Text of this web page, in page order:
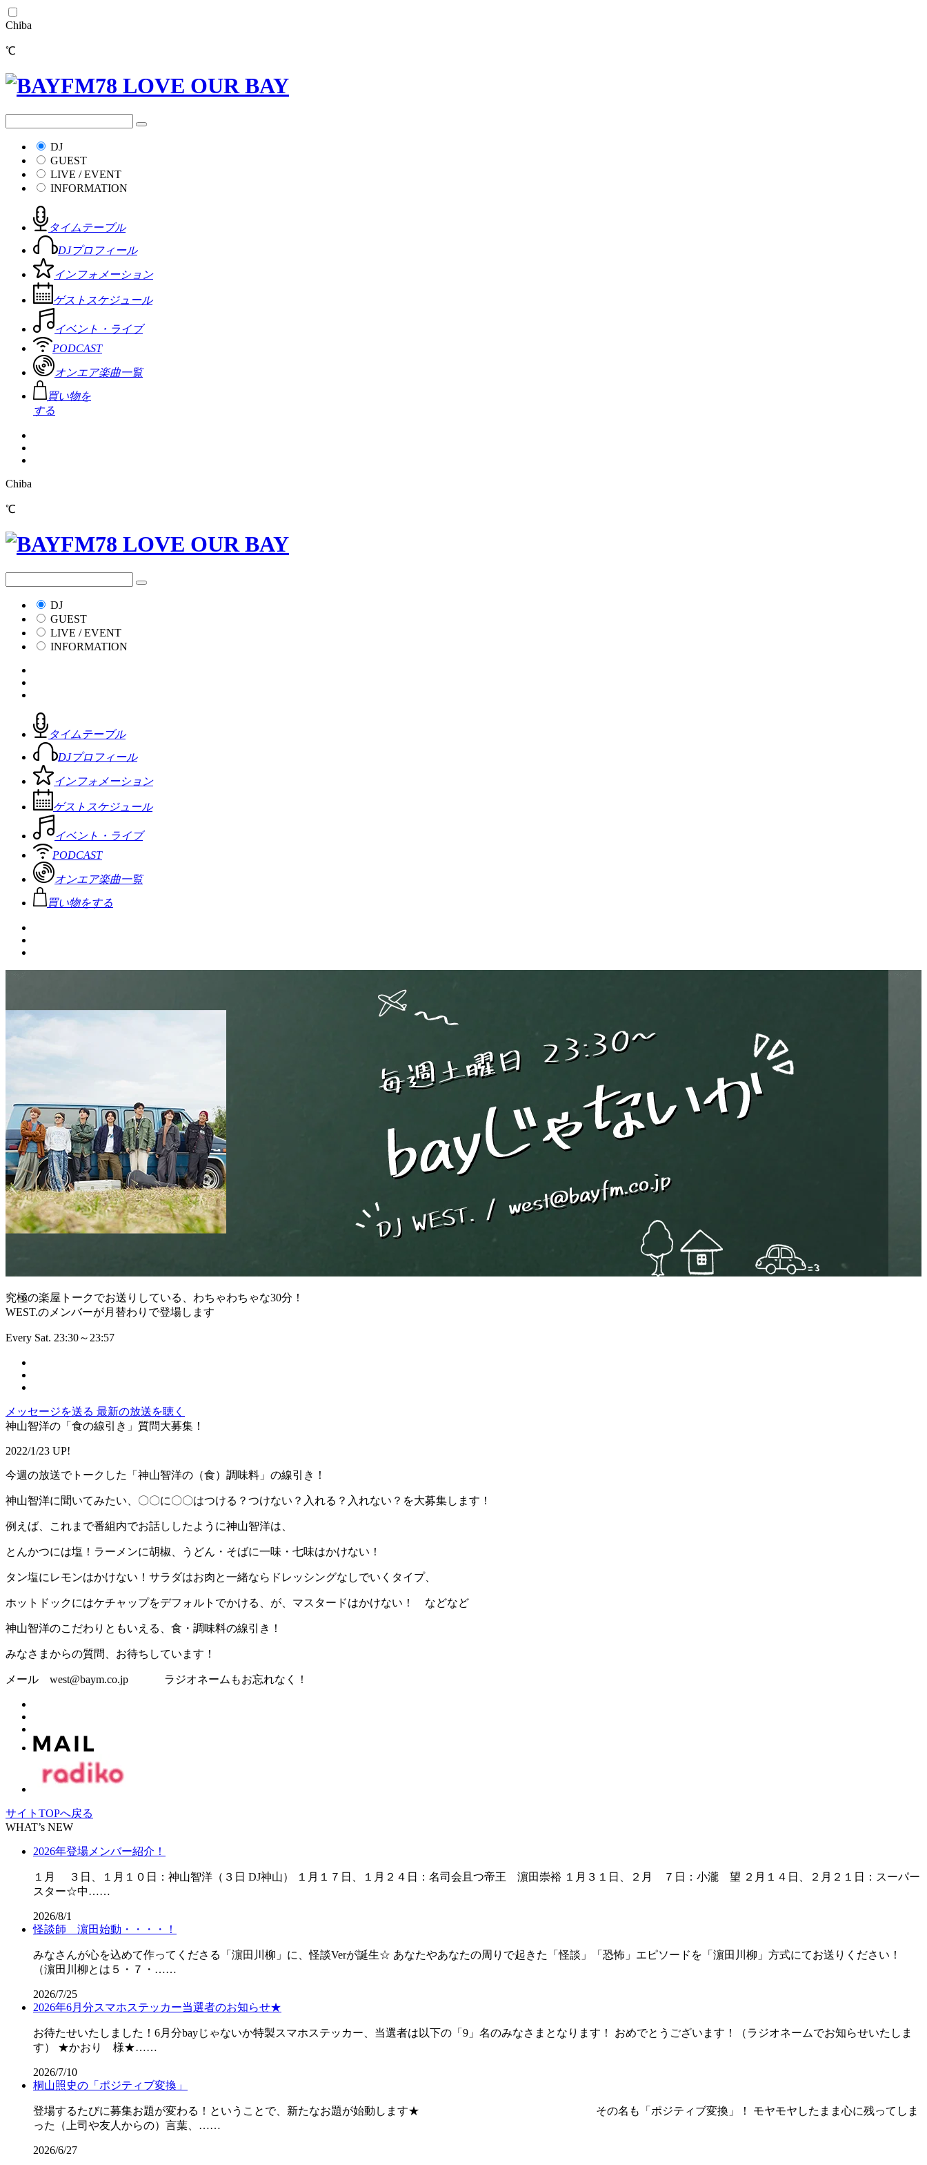
Chiba
℃
DJ
GUEST
LIVE / EVENT
INFORMATION
タイムテーブル
DJプロフィール
インフォメーション
ゲストスケジュール
イベント・ライブ
PODCAST
オンエア楽曲一覧
買い物を
する
Chiba
℃
DJ
GUEST
LIVE / EVENT
INFORMATION
タイムテーブル
DJプロフィール
インフォメーション
ゲストスケジュール
イベント・ライブ
PODCAST
オンエア楽曲一覧
買い物をする
究極の楽屋トークでお送りしている、わちゃわちゃな30分！
WEST.のメンバーが月替わりで登場します
Every Sat. 23:30～23:57
メッセージを送る 最新の放送を聴く
神山智洋の「食の線引き」質問大募集！
2022/1/23 UP!
今週の放送でトークした「神山智洋の（食）調味料」の線引き！
神山智洋に聞いてみたい、〇〇に〇〇はつける？つけない？入れる？入れない？を大募集します！
例えば、これまで番組内でお話ししたように神山智洋は、
とんかつには塩！ラーメンに胡椒、うどん・そばに一味・七味はかけない！
タン塩にレモンはかけない！サラダはお肉と一緒ならドレッシングなしでいくタイプ、
ホットドックにはケチャップをデフォルトでかける、が、マスタードはかけない！ などなど
神山智洋のこだわりともいえる、食・調味料の線引き！
みなさまからの質問、お待ちしています！
メール west@baym.co.jp ラジオネームもお忘れなく！
サイトTOPへ戻る
WHAT’s NEW
2026年登場メンバー紹介！
１月 ３日、１月１０日：神山智洋（３日 DJ神山） １月１７日、１月２４日：名司会且つ帝王 濵田崇裕 １月３１日、２月 ７日：小瀧 望 ２月１４日、２月２１日：スーパー
スター☆中……
2026/8/1
怪談師 濵田始動・・・・！
みなさんが心を込めて作ってくださる「濵田川柳」に、怪談Verが誕生☆ あなたやあなたの周りで起きた「怪談」「恐怖」エピソードを「濵田川柳」方式にてお送りください！
（濵田川柳とは５・７・……
2026/7/25
2026年6月分スマホステッカー当選者のお知らせ★
お待たせいたしました！6月分bayじゃないか特製スマホステッカー、当選者は以下の「9」名のみなさまとなります！ おめでとうございます！（ラジオネームでお知らせいたしま
す） ★かおり 様★……
2026/7/10
桐山照史の「ポジティブ変換」
登場するたびに募集お題が変わる！ということで、新たなお題が始動します★ その名も「ポジティブ変換」！ モヤモヤしたまま心に残ってしま
った（上司や友人からの）言葉、……
2026/6/27